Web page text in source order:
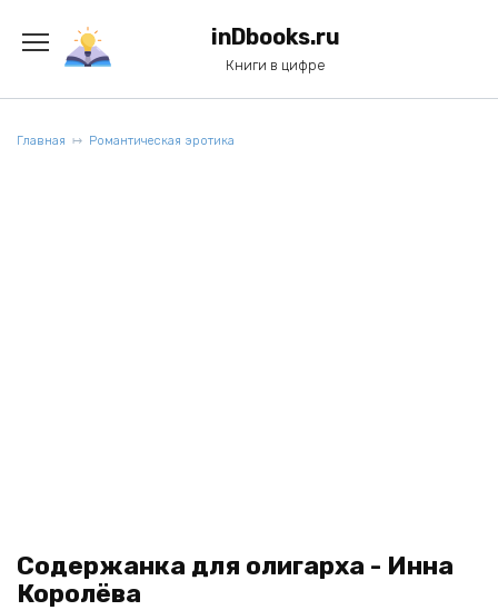
содержанию
inDbooks.ru
Книги в цифре
Главная Романтическая эротика
Содержанка для олигарха - Инна
Королёва